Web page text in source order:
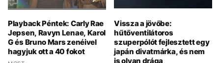
Playback Péntek: Carly Rae
Jepsen, Ravyn Lenae, Karol
G és Bruno Mars zenéivel
hagyjuk ott a 40 fokot
Vissza a jövőbe:
hűtőventilátoros
szuperpólót fejlesztett egy
japán divatmárka, és nem
is olyan drága